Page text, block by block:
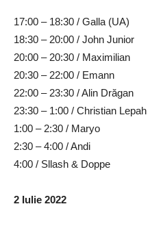
17:00 – 18:30 / Galla (UA)
18:30 – 20:00 / John Junior
20:00 – 20:30 / Maximilian
20:30 – 22:00 / Emann
22:00 – 23:30 / Alin Drăgan
23:30 – 1:00 / Christian Lepah
1:00 – 2:30 / Maryo
2:30 – 4:00 / Andi
4:00 / Sllash & Doppe
2 Iulie 2022